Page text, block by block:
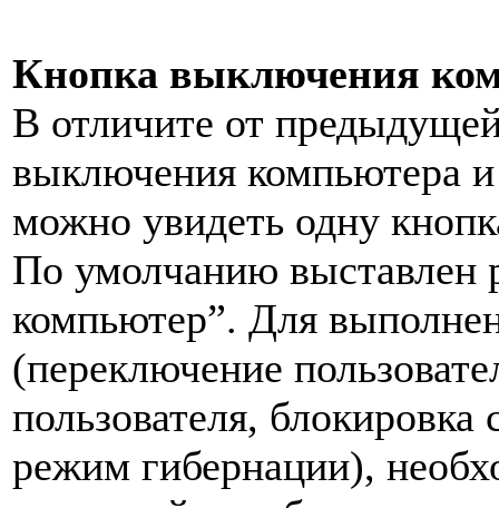
Кнопка выключения
В отличите от
выключения компьютера
можно увидеть одну
По умолчанию
компьютер”. Для
(переключение
пользователя,
режим гибернации),